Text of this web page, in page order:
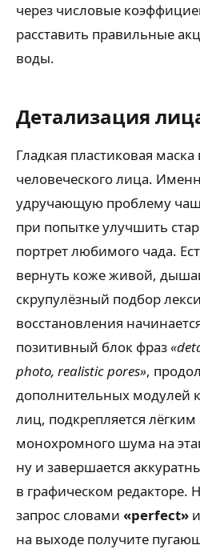
через числовые
расставить правильные
воды.
Детализация
Гладкая пластиковая маска
человеческого лица.
удручающую проблему
при попытке улучшить
портрет любимого чада.
вернуть коже живой,
скрупулёзный подбор
восстановления
позитивный блок фраз
photo, realistic pores»,
дополнительных модулей
лиц, подкрепляется
монохромного шума на
ну и завершается
в графическом редакторе.
запрос словами «perfect»
на выходе получите